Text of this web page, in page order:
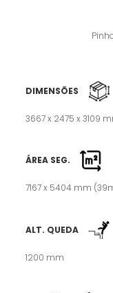
DIMENSÕES
3667 x 2475 x 3109
ÁREA SEG.
7167 x 5404 mm
ALT. QUEDA
1200 mm